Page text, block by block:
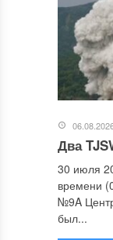
Два
30 июля
времени
№9A
был...